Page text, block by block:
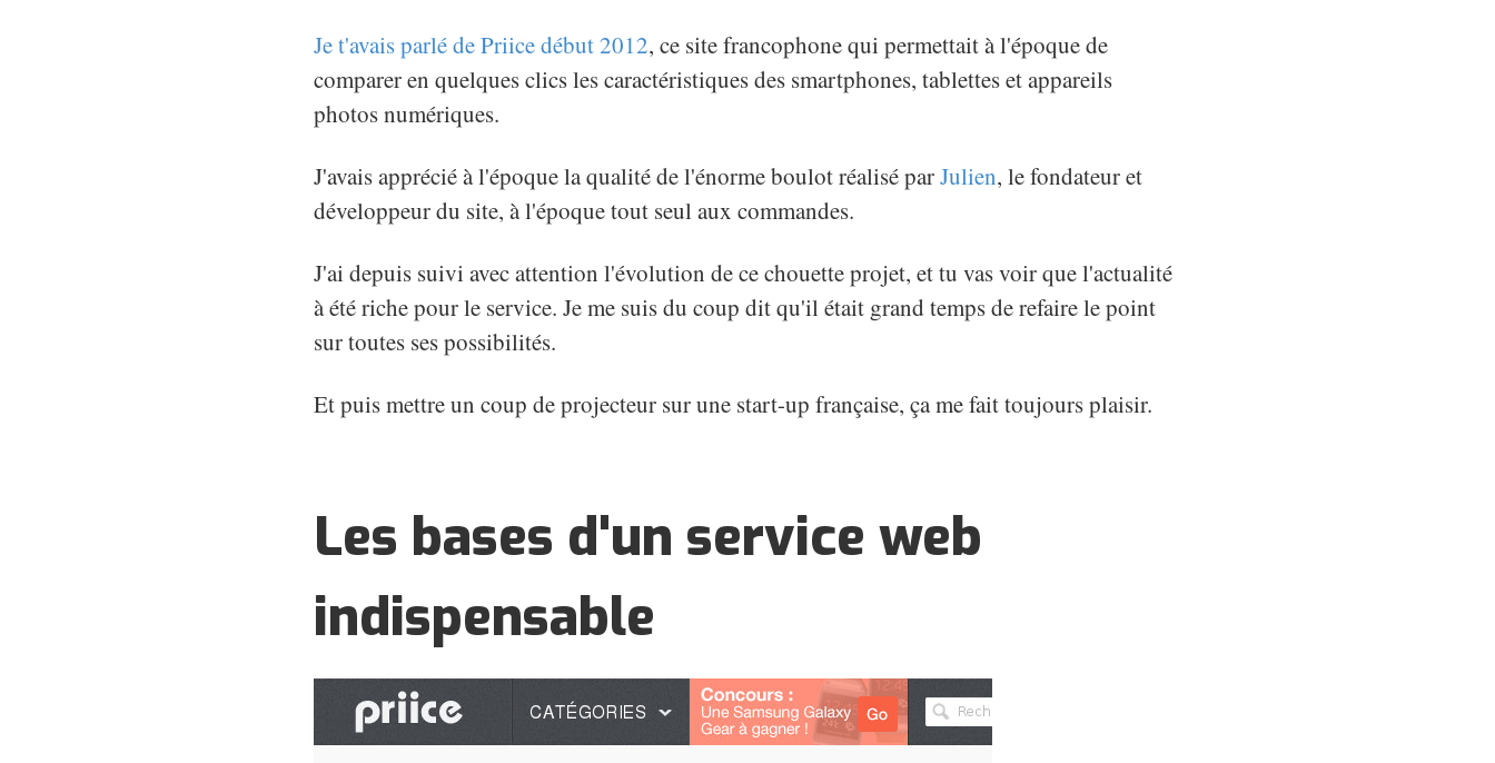
Je t'avais parlé de Priice début 2012, ce site francophone qui permettait à l'époque de
comparer en quelques clics les caractéristiques des smartphones, tablettes et appareils
photos numériques.
J'avais apprécié à l'époque la qualité de l'énorme boulot réalisé parJulien, le fondateur et
développeur du site, à l'époque tout seul aux commandes.
J'ai depuis suivi avec attention l'évolution de ce chouette projet, et tu vas voir que l'actualité
à été riche pour le service. Je me suis du coup dit qu'il était grand temps de refaire le point
sur toutes ses possibilités.
Et puis mettre un coup de projecteur sur une start-up française, ça me fait toujours plaisir.
Les bases d'un service web
indispensable